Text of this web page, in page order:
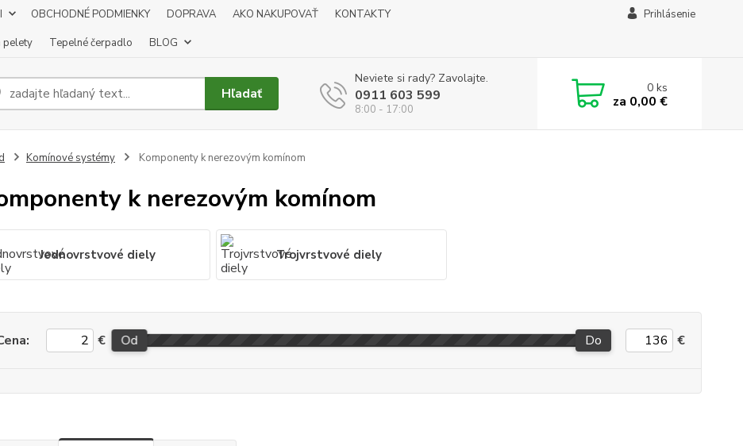
OBCHODNÉ PODMIENKY DOPRAVA AKO NAKUPOVAŤ
KONTAKTY
pelety Tepelné čerpadlo BLOG
Prihlásenie
Hľadať
Neviete si rady? Zavolajte.
0911 603 599
8:00 - 17:00
0ks
za 0,00 €
Komínové systémy Komponenty k nerezovým komínom
k nerezovým komínom
Jednovrstvové diely Trojvrstvové diely
€ Od Do €